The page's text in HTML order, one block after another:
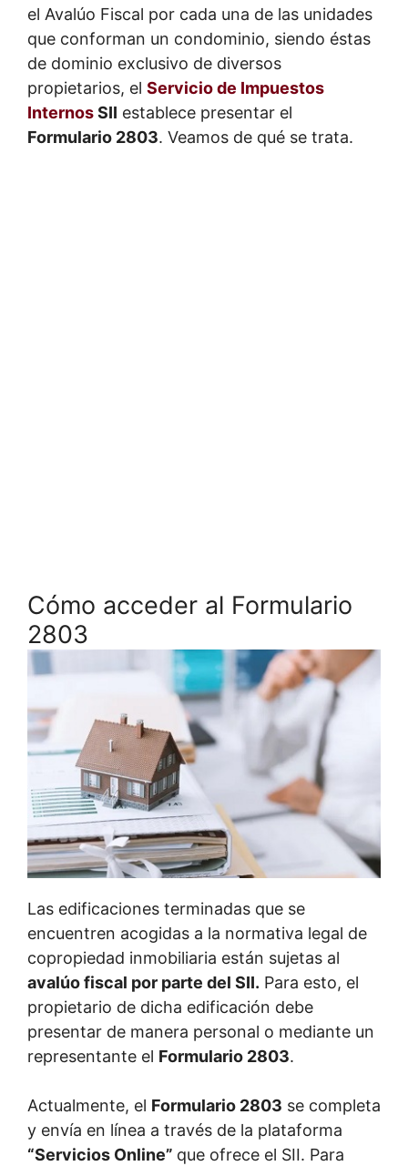
el Avalúo Fiscal por cada una de las unidades
que conforman un condominio, siendo éstas
de dominio exclusivo de diversos
propietarios, el Servicio de Impuestos
InternosSII establece presentar el
Formulario 2803. Veamos de qué se trata.
Cómo acceder al Formulario
2803
Las edificaciones terminadas que se
encuentren acogidas a la normativa legal de
copropiedad inmobiliaria están sujetas al
avalúo fiscal por parte del SII. Para esto, el
propietario de dicha edificación debe
presentar de manera personal o mediante un
representante el Formulario 2803.
Actualmente, el Formulario 2803 se completa
y envía en línea a través de la plataforma
“Servicios Online” que ofrece el SII. Para